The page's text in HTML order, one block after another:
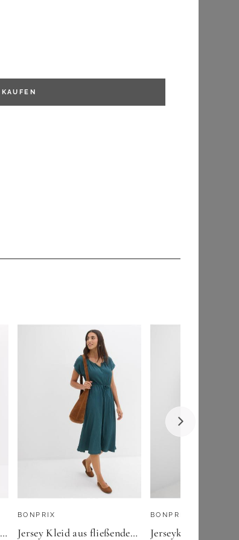
YOURS CLOTHING
KAUFEN
Jerseykleid aus fließender Viskose
BONPRIX
Jersey Kleid aus fließendem Viskose-Mix
BONPRIX